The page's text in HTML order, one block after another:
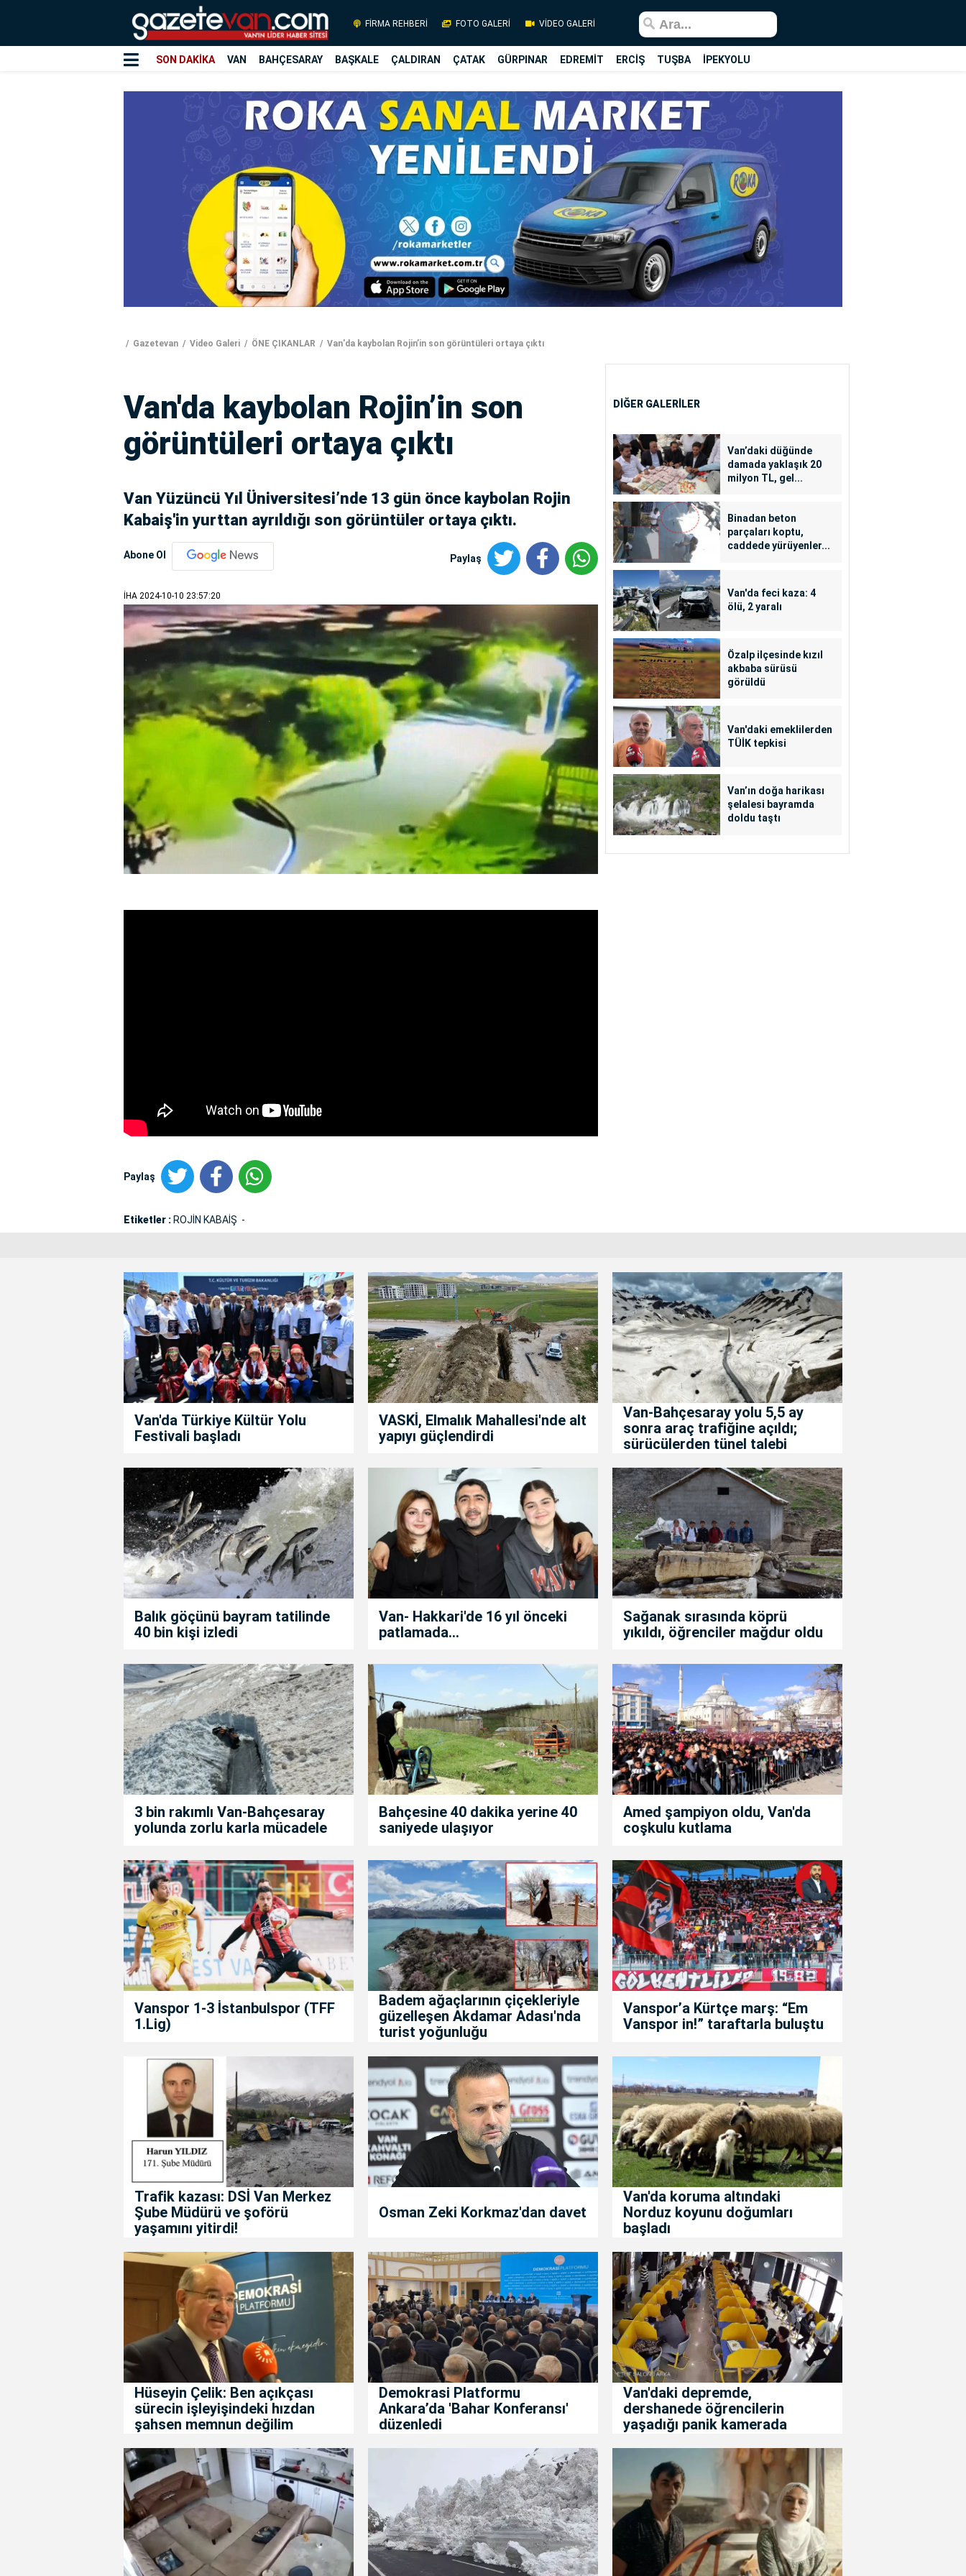
FİRMA REHBERİ FOTO GALERİ VİDEO GALERİ
SON DAKİKA VAN BAHÇESARAY BAŞKALE ÇALDIRAN ÇATAK GÜRPINAR EDREMİT ERCİŞ TUŞBA İPEKYOLU
Gazetevan Video Galeri ÖNE ÇIKANLAR Van'da kaybolan Rojin’in son görüntüleri ortaya çıktı
Van'da kaybolan Rojin’in son
görüntüleri ortaya çıktı
Van Yüzüncü Yıl Üniversitesi’nde 13 gün önce kaybolan Rojin
Kabaiş'in yurttan ayrıldığı son görüntüler ortaya çıktı.
Abone Ol Paylaş
İHA 2024-10-10 23:57:20
Paylaş
Etiketler :ROJİN KABAİŞ
DİĞER GALERİLER
Van’daki düğünde
damada yaklaşık 20
milyon TL, gel...
Binadan beton
parçaları koptu,
caddede yürüyenler...
Van'da feci kaza: 4
ölü, 2 yaralı
Özalp ilçesinde kızıl
akbaba sürüsü
görüldü
Van'daki emeklilerden
TÜİK tepkisi
Van’ın doğa harikası
şelalesi bayramda
doldu taştı
Van'da Türkiye Kültür Yolu
Festivali başladı
VASKİ, Elmalık Mahallesi'nde alt
yapıyı güçlendirdi
Van-Bahçesaray yolu 5,5 ay
sonra araç trafiğine açıldı;
sürücülerden tünel talebi
Balık göçünü bayram tatilinde
40 bin kişi izledi
Van- Hakkari'de 16 yıl önceki
patlamada...
Sağanak sırasında köprü
yıkıldı, öğrenciler mağdur oldu
3 bin rakımlı Van-Bahçesaray
yolunda zorlu karla mücadele
Bahçesine 40 dakika yerine 40
saniyede ulaşıyor
Amed şampiyon oldu, Van'da
coşkulu kutlama
Vanspor 1-3 İstanbulspor (TFF
1.Lig)
Badem ağaçlarının çiçekleriyle
güzelleşen Akdamar Adası'nda
turist yoğunluğu
Vanspor’a Kürtçe marş: “Em
Vanspor in!” taraftarla buluştu
Trafik kazası: DSİ Van Merkez
Şube Müdürü ve şoförü
yaşamını yitirdi!
Osman Zeki Korkmaz'dan davet
Van'da koruma altındaki
Norduz koyunu doğumları
başladı
Hüseyin Çelik: Ben açıkçası
sürecin işleyişindeki hızdan
şahsen memnun değilim
Demokrasi Platformu
Ankara’da 'Bahar Konferansı'
düzenledi
Van'daki depremde,
dershanede öğrencilerin
yaşadığı panik kamerada